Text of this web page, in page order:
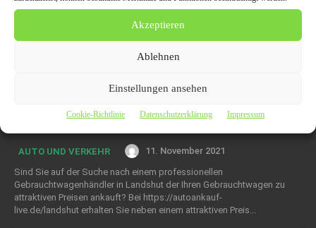
Akzeptieren
Ablehnen
Einstellungen ansehen
Cookie-Richtlinie Datenschutzerklärung Impressum
Fachmännischer und kompetenter
AUTO UND VERKEHR
11. November 2021
Sind Sie auf der Suche nach einem professionellen
Gebrauchtwagenhändler in Landshut der Ihren Gebrauchtwagen zu
attraktiven Preisen ankauft? Bei https://autoankauf-
live.de/landshut erhalten Sie neben einem attraktiven Preis...